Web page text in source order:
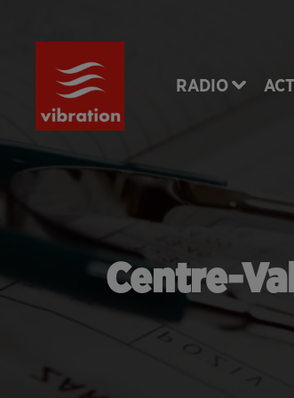
RADIO
Centre-